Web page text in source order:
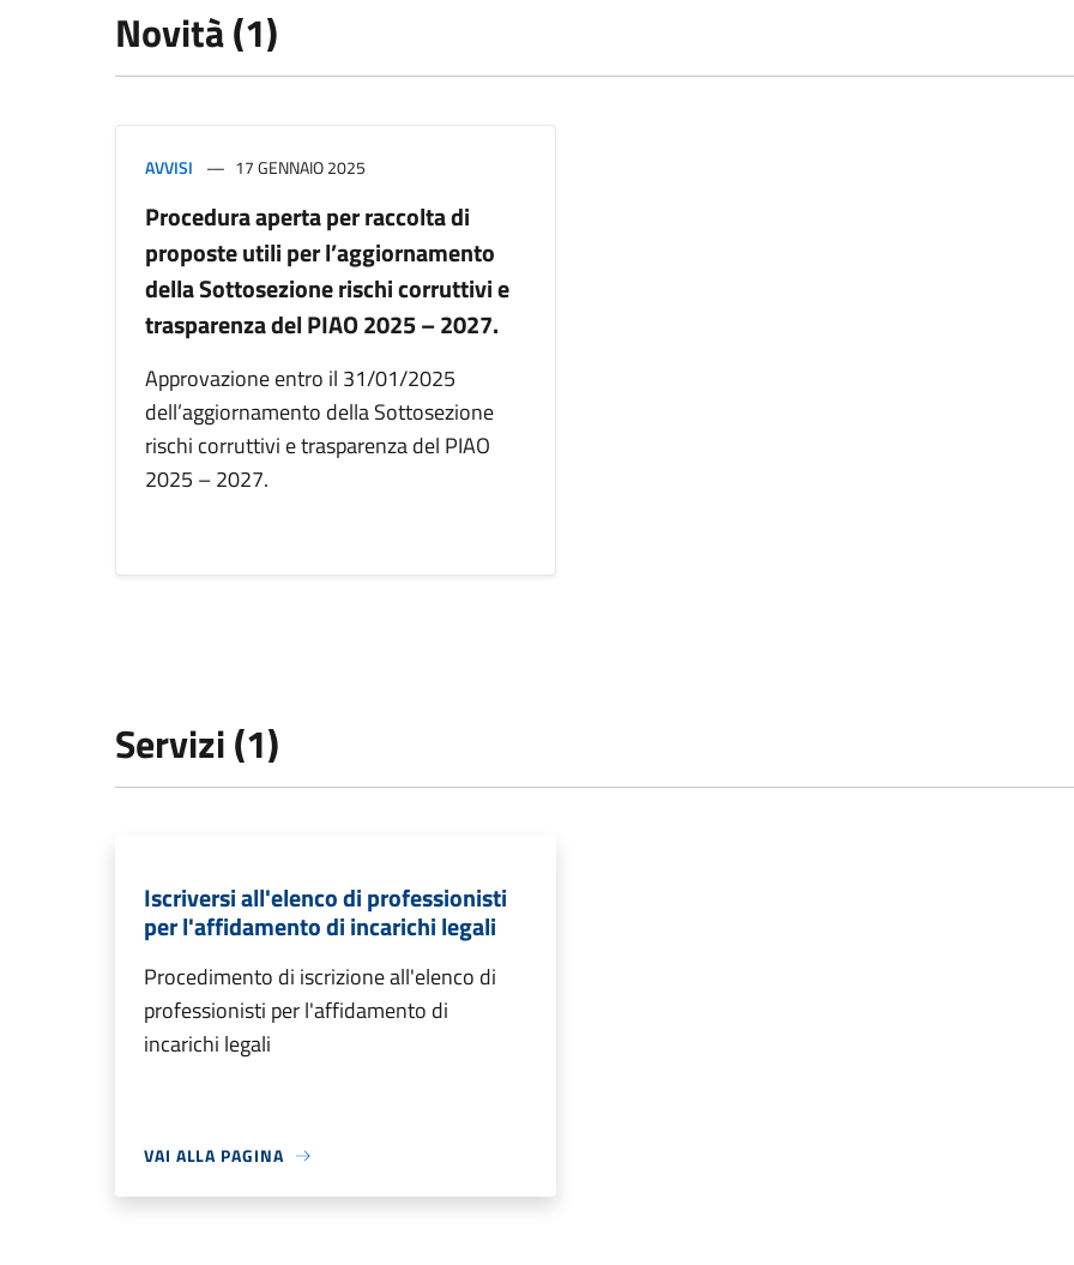
Novità (1)
AVVISI 17 GENNAIO 2025
Procedura aperta per raccolta di
proposte utili per l’aggiornamento
della Sottosezione rischi corruttivi e
trasparenza del PIAO 2025 – 2027.
Approvazione entro il 31/01/2025
dell’aggiornamento della Sottosezione
rischi corruttivi e trasparenza del PIAO
2025 – 2027.
Servizi (1)
Iscriversi all'elenco di professionisti
per l'affidamento di incarichi legali
Procedimento di iscrizione all'elenco di
professionisti per l'affidamento di
incarichi legali
VAI ALLA PAGINA